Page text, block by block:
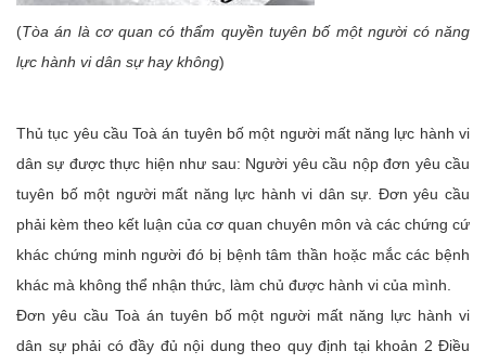
(Tòa án là cơ quan có thẩm quyền tuyên bố một người có năng
lực hành vi dân sự hay không)
Thủ tục yêu cầu Toà án tuyên bố một người mất năng lực hành vi
dân sự được thực hiện như sau: Người yêu cầu nộp đơn yêu cầu
tuyên bố một người mất năng lực hành vi dân sự. Đơn yêu cầu
phải kèm theo kết luận của cơ quan chuyên môn và các chứng cứ
khác chứng minh người đó bị bệnh tâm thần hoặc mắc các bệnh
khác mà không thể nhận thức, làm chủ được hành vi của mình.
Đơn yêu cầu Toà án tuyên bố một người mất năng lực hành vi
dân sự phải có đầy đủ nội dung theo quy định tại khoản 2 Điều